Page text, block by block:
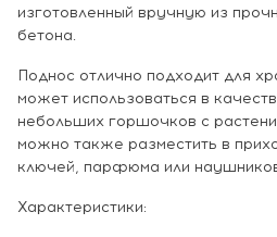
изготовленный вручную из
бетона.
Поднос отлично подходит для
может использоваться в
небольших горшочков с
можно также разместить в
ключей, парфюма или
Характеристики: